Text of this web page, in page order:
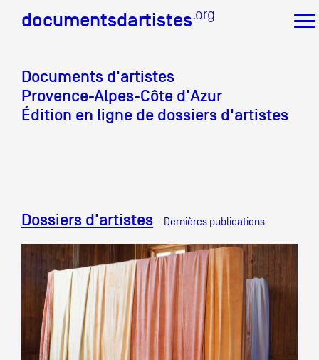
documentsdartistes.org
documentsdartistes.org
Documents d'artistes PACA
Mission
Équipe
Visites d'ateliers
Production vidéo
Formation
Événements
1% œuvres dans l'espace public
Réseau documents d'artistes
Artistes
De A à Z
Documents d'artistes
Provence-Alpes-Côte d'Azur
Édition en ligne de dossiers d'artistes
Dossiers d'artistes Dernières publications